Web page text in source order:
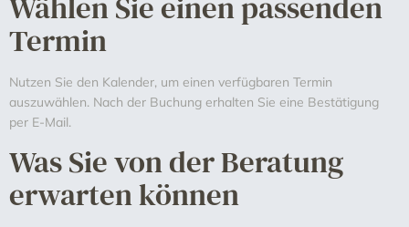
Termin
Nutzen Sie den Kalender, um einen verfügbaren Termin
auszuwählen. Nach der Buchung erhalten Sie eine Bestätigung
per E-Mail.
Was Sie von der Beratung
erwarten können